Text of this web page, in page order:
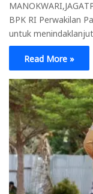
BPK RI Perwakilan
untuk
Read More »